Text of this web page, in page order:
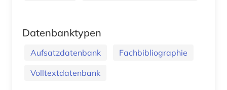
Datenbanktypen
Aufsatzdatenbank
Fachbibliographie
Volltextdatenbank